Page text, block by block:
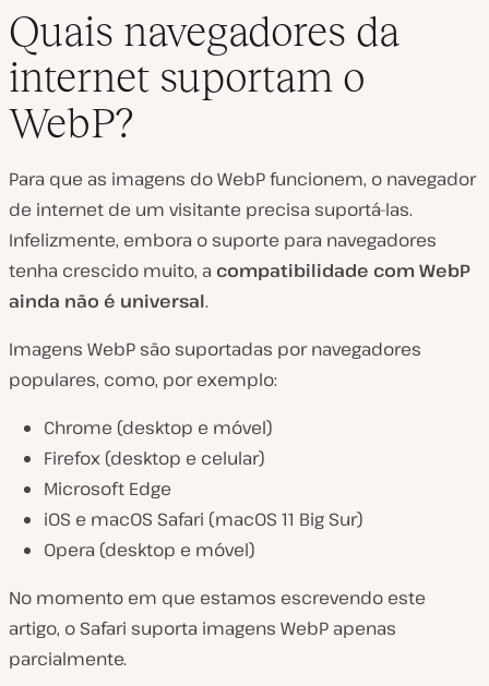
Quais navegadores da
internet suportam o
WebP?
Para que as imagens do WebP funcionem, o navegador
de internet de um visitante precisa suportá-las.
Infelizmente, embora o suporte para navegadores
tenha crescido muito, a compatibilidade com WebP
ainda não é universal.
Imagens WebP são suportadas por navegadores
populares, como, por exemplo:
Chrome (desktop e móvel)
Firefox (desktop e celular)
Microsoft Edge
iOS e macOS Safari (macOS 11 Big Sur)
Opera (desktop e móvel)
No momento em que estamos escrevendo este
artigo, o Safari suporta imagens WebP apenas
parcialmente.